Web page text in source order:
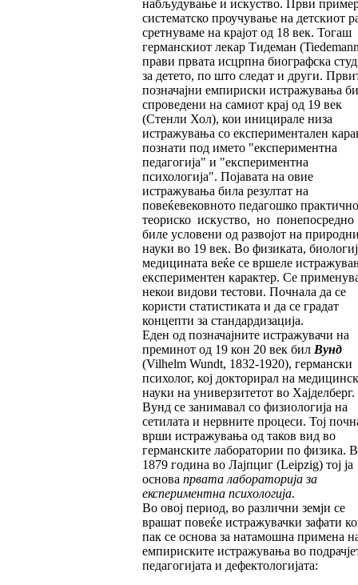
набљудување и искуство. Први
систематско проучување на детскиот
сретнуваме на крајот од 18 век. Тогаш
германскиот лекар Тидеман
прави првата исцрпна биографска
за детето, по што следат и други.
позначајни емпириски истражувања
спроведени на самиот крај од 19 век
(Стенли Хол), кои иницирале низа
истражувања со експериментален
познати под името "експериментна
педагогија" и "експериментна
психологија". Појавата на овие
истражувања била резултат на
повеќевековното педагошко
теориско искуство, но понепосредно
биле условени од развојот на
науки во 19 век. Во физиката,
медицината веќе се вршеле
експериментен карактер. Се
некои видови тестови. Почнала да се
користи статистиката и да се градат
концепти за стандардизација.
Еден од позначајните истражувачи на
преминот од 19 кон 20 век бил Вунд
(Vilhelm Wundt, 1832-1920), германски
психолог, кој докторирал на
науки на универзитетот во Хајделберг.
Вунд се занимавал со физиологија на
сетилата и нервните процеси. Тој
врши истражувања од таков вид во
германските лаборатории по физика.
1879 година во Лајпциг (Leipzig) тој ја
основа првата лабораторија за
експериментна психологија.
Во овој период, во различни земји се
врашат повеќе истражувачки зафати
пак се основа за натамошна примена
емпириските истражувања во
педагогијата и дефектологијата: